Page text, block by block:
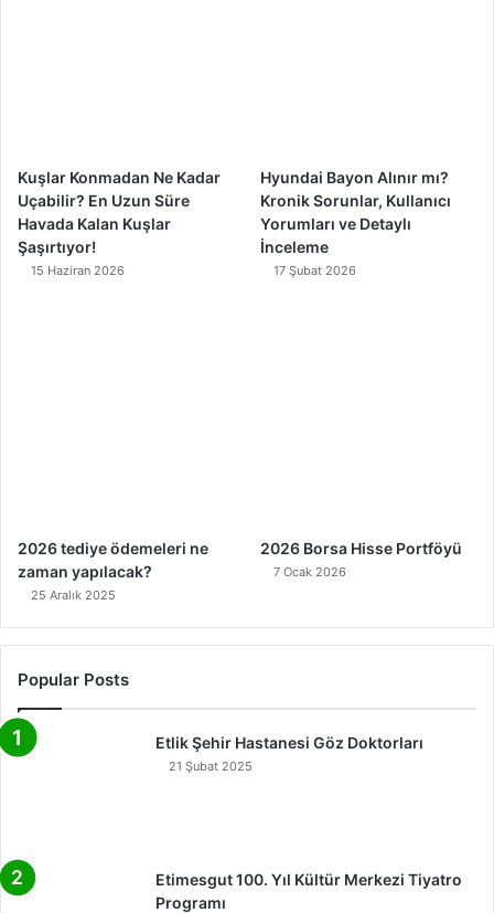
Kuşlar Konmadan Ne Kadar
Uçabilir? En Uzun Süre
Havada Kalan Kuşlar
Şaşırtıyor!
15 Haziran 2026
Hyundai Bayon Alınır mı?
Kronik Sorunlar, Kullanıcı
Yorumları ve Detaylı
İnceleme
17 Şubat 2026
2026 tediye ödemeleri ne
zaman yapılacak?
25 Aralık 2025
2026 Borsa Hisse Portföyü
7 Ocak 2026
Popular Posts
Etlik Şehir Hastanesi Göz Doktorları
21 Şubat 2025
Etimesgut 100. Yıl Kültür Merkezi Tiyatro
Programı